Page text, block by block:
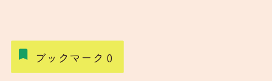
ブックマーク 0